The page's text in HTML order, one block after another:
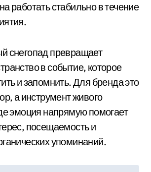
работать стабильно в течение
снегопад превращает
в событие, которое
и запомнить. Для бренда это
а инструмент живого
эмоция напрямую помогает
посещаемость и
упоминаний.